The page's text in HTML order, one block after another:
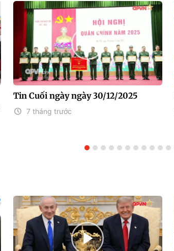
Tin Cuối ngày ngày 30/12/2025
7 tháng trước